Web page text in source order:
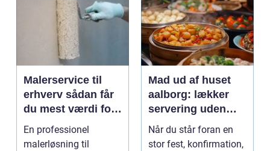
Malerservice til
erhverv sådan får
du mest værdi for
pengene
En professionel
malerløsning til
Mad ud af huset
aalborg: lækker
servering uden
stress
Når du står foran en
stor fest, konfirmation,